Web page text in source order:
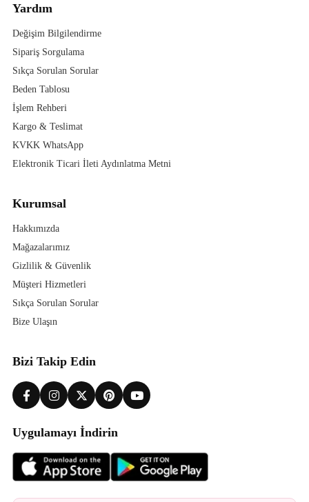
Yardım
Değişim Bilgilendirme
Sipariş Sorgulama
Sıkça Sorulan Sorular
Beden Tablosu
İşlem Rehberi
Kargo & Teslimat
KVKK WhatsApp
Elektronik Ticari İleti Aydınlatma Metni
Kurumsal
Hakkımızda
Mağazalarımız
Gizlilik & Güvenlik
Müşteri Hizmetleri
Sıkça Sorulan Sorular
Bize Ulaşın
Bizi Takip Edin
Uygulamayı İndirin